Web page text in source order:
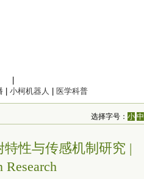
小柯机器人 医学科普
选择字号：小 中
性与传感机制研究 |